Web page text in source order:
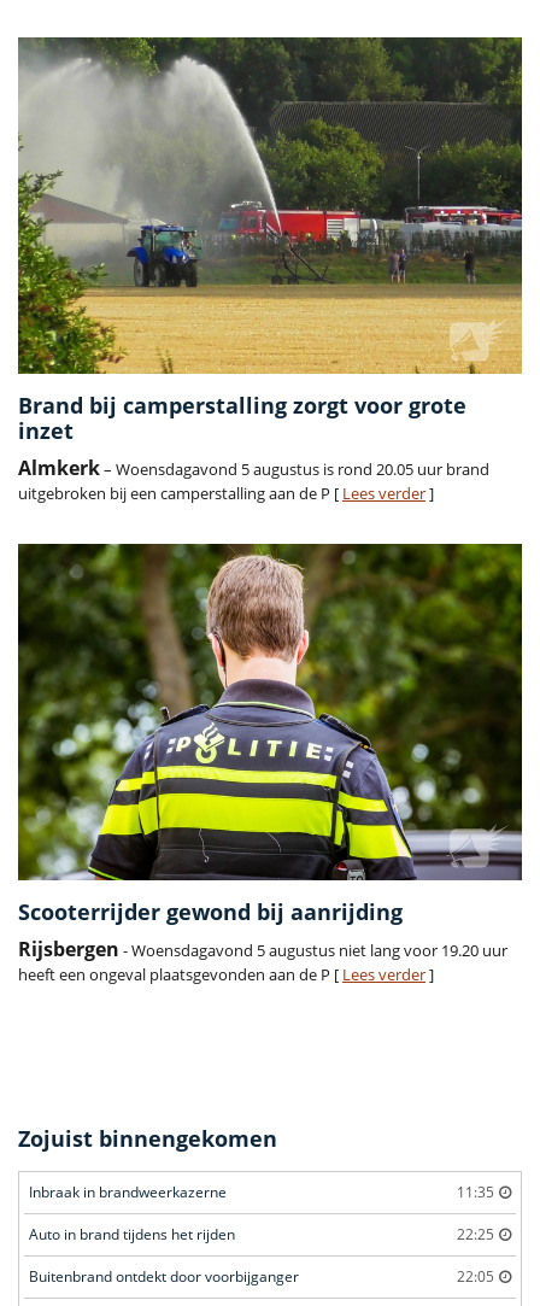
Brand bij camperstalling zorgt voor grote
inzet
Almkerk– Woensdagavond 5 augustus is rond 20.05 uur brand
uitgebroken bij een camperstalling aan de P [ Lees verder]
Scooterrijder gewond bij aanrijding
Rijsbergen - Woensdagavond 5 augustus niet lang voor 19.20 uur
heeft een ongeval plaatsgevonden aan de P [ Lees verder]
Zojuist binnengekomen
Inbraak in brandweerkazerne 11:35
Auto in brand tijdens het rijden 22:25
Buitenbrand ontdekt door voorbijganger 22:05